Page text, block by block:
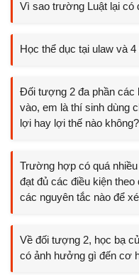
Vì sao trường Luật lại có
Học thể dục tại ulaw và
Đối tượng 2 đa phần các
vào, em là thí sinh dùng
lợi hay lợi thế nào không?
Trường hợp có quá
đạt đủ các điều kiện
các nguyên tắc nào để
Về đối tượng 2, học bạ
có ảnh hưởng gì đến cơ